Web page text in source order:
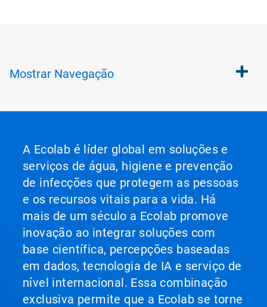
Mostrar Navegação
A Ecolab é líder global em soluções e
serviços de água, higiene e prevenção
de infecções que protegem as pessoas
e os recursos vitais para a vida. Há
mais de um século a Ecolab promove
inovação ao integrar soluções com
base científica, percepções baseadas
em dados, tecnologia de IA e serviço de
nível internacional. Essa combinação
exclusiva permite que a Ecolab se torne